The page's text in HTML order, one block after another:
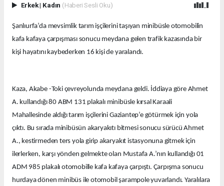
Erkek| Kadın (Haberi Sesli Oku)
Şanlıurfa’da mevsimlik tarım işçilerini taşıyan minibüsle otomobilin
kafa kafaya çarpışması sonucu meydana gelen trafik kazasında bir
kişi hayatını kaybederken 16 kişi de yaralandı.
Kaza, Akabe -Toki çevreyolunda meydana geldi. İddiaya göre Ahmet
A. kullandığı 80 ABM 131 plakalı minibüsle kırsal Karaali
Mahallesinde aldığı tarım işçilerini Gaziantep’e götürmek için yola
çıktı. Bu sırada minibüsün akaryakıtı bitmesi sonucu sürücü Ahmet
A., kestirmeden ters yola girip akaryakıt istasyonuna gitmek için
ilerlerken, karşı yönden gelmekte olan Mustafa A.’nın kullandığı 01
ADM 985 plakalı otomobille kafa kafaya çarpıştı. Çarpışma sonucu
hurdaya dönen minibüs ile otomobil şarampole yuvarlandı. Yaralılara